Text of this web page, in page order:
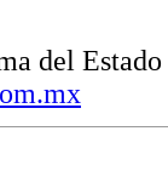
del